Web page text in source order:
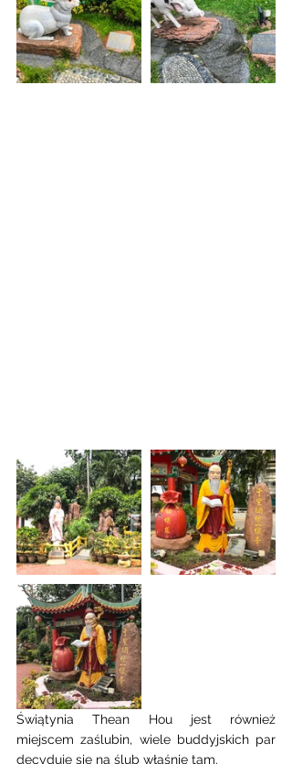
Świątynia Thean Hou jest również
miejscem zaślubin, wiele buddyjskich par
decyduje się na ślub właśnie tam.